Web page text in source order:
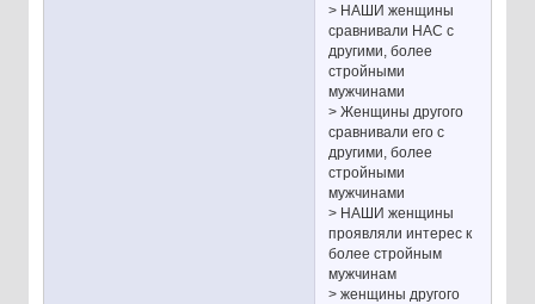
> НАШИ женщины
сравнивали НАС с
другими, более
стройными
мужчинами
> Женщины другого
сравнивали его с
другими, более
стройными
мужчинами
> НАШИ женщины
проявляли интерес к
более стройным
мужчинам
> женщины другого